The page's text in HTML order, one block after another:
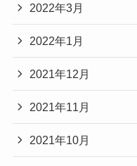
2022年3月
2022年1月
2021年12月
2021年11月
2021年10月